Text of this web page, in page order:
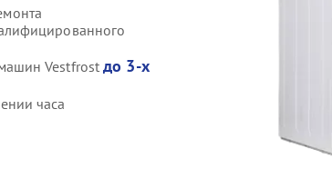
Vestfrostдо 3-х
часа